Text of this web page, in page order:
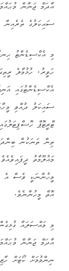
ސައިކަލުގެ ތެރެއިން
ހަވީރު، ހުޅުމާލެ
އެކްސިޑެންޓުގައި
ޓްރީޓޮޕް
ތިން ތަނަކުން
މައުލޫމާތު
މީހުންނަކީ ވެސް އެ
އޮތް މީހުންނެވެ.
ނިންމުމަށް ކޯޓަށް